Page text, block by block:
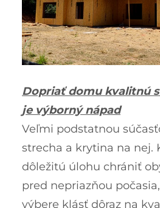
Dopriať domu kvalitnú
je výborný nápad
Veľmi podstatnou
strecha a krytina na nej.
dôležitú úlohu chrániť
pred nepriazňou
výbere klásť dôraz na